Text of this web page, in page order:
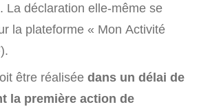
La déclaration elle-même se
la plateforme « Mon Activité
être réalisée dans un délai de
la première action de